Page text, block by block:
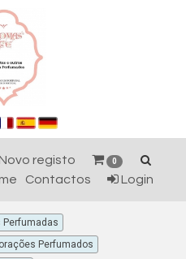
0
registo
Login
Contactos
Perfumadas
Perfumados